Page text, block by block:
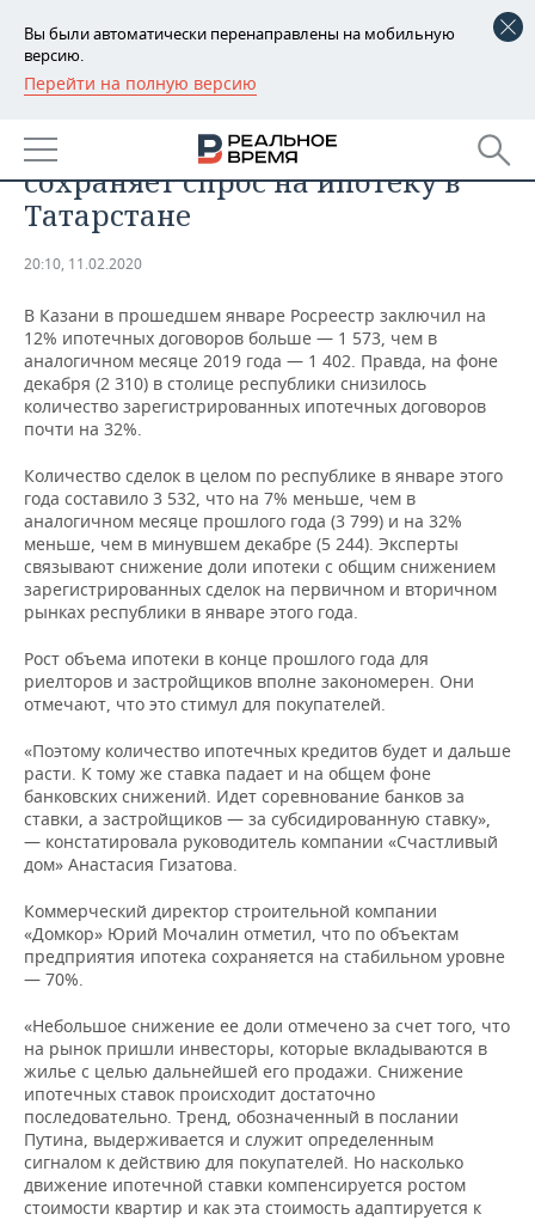
Вы были автоматически перенаправлены на мобильную
версию.
Перейти на полную версию
РЕГИОНЫ
БАШКОРТОСТАН
ТАТАРСТАН
НОВОСТИ
АНАЛИТИКА
ДЕКЛАРАЦИИ О ДОХОДАХ
КОРОЛИ ГОСЗАКАЗА ПФО
ВУЗЫ ТАТАРСТАНА
КОМУ ПРИНАДЛЕЖАТ
ТОРГОВЫЕ ЦЕНТРЫ
ТАТАРСТАНА
НОВОСТИ ЭКОНОМИКИ
ФИНАНСЫ
БАНКИ
БЮДЖЕТ
ИНВЕСТИЦИИ
ПРОМЫШЛЕННОСТЬ
НОВОСТИ
ПРОМЫШЛЕННОСТИ
АГРОПРОМ
МАШИНОСТРОЕНИЕ
НЕФТЕХИМИЯ
НЕФТЬ
ОПК
ЭНЕРГЕТИКА
НЕДВИЖИМОСТЬ
НОВОСТИ НЕДВИЖИМОСТИ
АВТО
НОВОСТИ АВТО
БИЗНЕС
НОВОСТИ БИЗНЕСА
РОЗНИЧНАЯ ТОРГОВЛЯ
УСЛУГИ
ТЕХНОЛОГИИ
НОВОСТИ ТЕХНОЛОГИЙ
МЕДИА
ТЕЛЕКОММУНИКАЦИИ
МЕРОПРИЯТИЯ
ВЫЕЗДНАЯ РЕДАКЦИЯ
БИЗНЕС-БРАНЧИ
ONLINE-КОНФЕРЕНЦИИ
ОТКРЫТАЯ ЛЕКЦИЯ
НОВОСТИ СПОРТА
ФУТБОЛ
ХОККЕЙ
БАСКЕТБОЛ
ВОЛЕЙБОЛ
КИБЕРСПОРТ
ФИГУРНОЕ КАТАНИЕ
ВОДНЫЕ ВИДЫ СПОРТА
ХОККЕЙ С МЯЧОМ
ОБЩЕСТВО
НОВОСТИ ОБЩЕСТВА
ВЛАСТЬ
ИНФРАСТРУКТУРА
ИСТОРИЯ
КУЛЬТУРА
МЕДИЦИНА
ОБРАЗОВАНИЕ
ПРОИСШЕСТВИЯ
ФОТОГАЛЕРЕЯ
СЮЖЕТЫ
СПРАВОЧНИК
СПИСОК ПЕРСОН
СПИСОК КОМПАНИЙ
ПОЛНАЯ ВЕРСИЯ
Снижение банковских ставок
сохраняет спрос на ипотеку в
Татарстане
20:10, 11.02.2020
В Казани в прошедшем январе Росреестр заключил на
12% ипотечных договоров больше — 1 573, чем в
аналогичном месяце 2019 года — 1 402. Правда, на фоне
декабря (2 310) в столице республики снизилось
количество зарегистрированных ипотечных договоров
почти на 32%.
Количество сделок в целом по республике в январе этого
года составило 3 532, что на 7% меньше, чем в
аналогичном месяце прошлого года (3 799) и на 32%
меньше, чем в минувшем декабре (5 244). Эксперты
связывают снижение доли ипотеки с общим снижением
зарегистрированных сделок на первичном и вторичном
рынках республики в январе этого года.
Рост объема ипотеки в конце прошлого года для
риелторов и застройщиков вполне закономерен. Они
отмечают, что это стимул для покупателей.
«Поэтому количество ипотечных кредитов будет и дальше
расти. К тому же ставка падает и на общем фоне
банковских снижений. Идет соревнование банков за
ставки, а застройщиков — за субсидированную ставку»,
— констатировала руководитель компании «Счастливый
дом» Анастасия Гизатова.
Коммерческий директор строительной компании
«Домкор» Юрий Мочалин отметил, что по объектам
предприятия ипотека сохраняется на стабильном уровне
— 70%.
«Небольшое снижение ее доли отмечено за счет того, что
на рынок пришли инвесторы, которые вкладываются в
жилье с целью дальнейшей его продажи. Снижение
ипотечных ставок происходит достаточно
последовательно. Тренд, обозначенный в послании
Путина, выдерживается и служит определенным
сигналом к действию для покупателей. Но насколько
движение ипотечной ставки компенсируется ростом
стоимости квартир и как эта стоимость адаптируется к